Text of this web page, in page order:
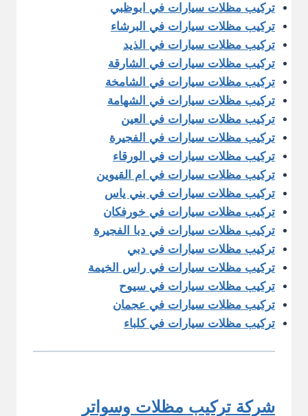
تركيب مظلات سيارات في ابوظبي
تركيب مظلات سيارات في البرشاء
تركيب مظلات سيارات في الذيد
تركيب مظلات سيارات في الشارقة
تركيب مظلات سيارات في الشامخة
تركيب مظلات سيارات في الشهامة
تركيب مظلات سيارات في العين
تركيب مظلات سيارات في الفجيرة
تركيب مظلات سيارات في الورقاء
تركيب مظلات سيارات في ام القيوين
تركيب مظلات سيارات في بني ياس
تركيب مظلات سيارات في خورفكان
تركيب مظلات سيارات في دبا الفجيرة
تركيب مظلات سيارات في دبي
تركيب مظلات سيارات في راس الخيمة
تركيب مظلات سيارات في سيوح
تركيب مظلات سيارات في عجمان
تركيب مظلات سيارات في كلباء
شركة تركيب مظلات وسواتر